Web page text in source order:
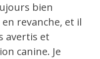
bien
revanche, et il
avertis et
canine. Je